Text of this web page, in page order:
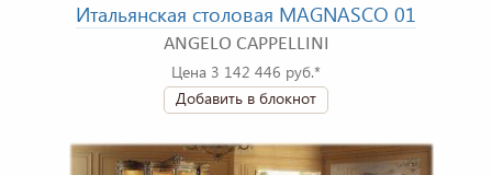
Итальянская столовая MAGNASCO 01
ANGELO CAPPELLINI
Цена 3 142 446 руб.*
Добавить в блокнот